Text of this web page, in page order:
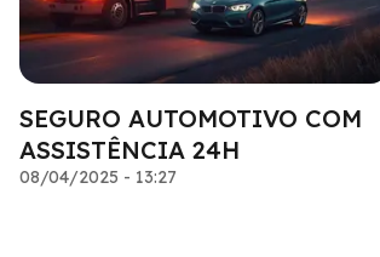
SEGURO AUTOMOTIVO COM
ASSISTÊNCIA 24H
08/04/2025 - 13:27